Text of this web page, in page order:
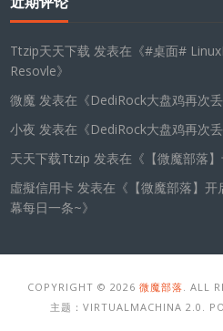
Ttzip天天下载 发表在《#桌面#
Resovle》
微魔 发表在《DediRock大盘鸡再次
小夜 发表在《DediRock大盘鸡再次
天天下载Ttzip 发表在《 【微魔部落
虛擬信用卡 发表在《 【微魔部落】
幕每日一条~》
COPYRIGHT © 2026 微魔部落. ALL
主题：VIRTUALMACHINA 2.0.